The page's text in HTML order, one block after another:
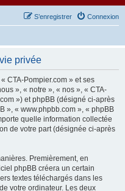
Connexion
S’enregistrer
privée
CTA-Pompier.com » et ses
», « notre », « nos », « CTA-
») et phpBB (désigné ci-après
», « www.phpbb.com », « phpBB
quelle information collectée
de votre part (désignée ci-après
Premièrement, en
phpBB créera un certain
textes téléchargés dans les
votre ordinateur. Les deux